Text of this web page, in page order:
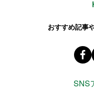
おすすめ記事
SNS